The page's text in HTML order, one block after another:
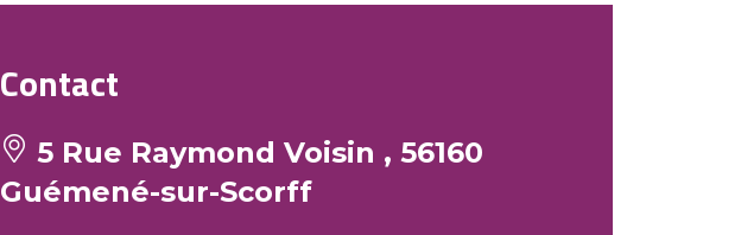
Contact
5 Rue Raymond Voisin , 56160
Guémené-sur-Scorff